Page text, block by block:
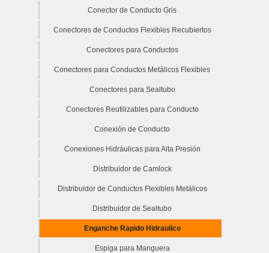
Conector de Conducto Gris
Conectores de Conductos Flexibles Recubiertos
Conectores para Conductos
Conectores para Conductos Metálicos Flexibles
Conectores para Sealtubo
Conectores Reutilizables para Conducto
Conexión de Conducto
Conexiones Hidráulicas para Alta Presión
Distribuidor de Camlock
Distribuidor de Conductos Flexibles Metálicos
Distribuidor de Sealtubo
Enganche Rapido Hidraulico
Espiga para Manguera